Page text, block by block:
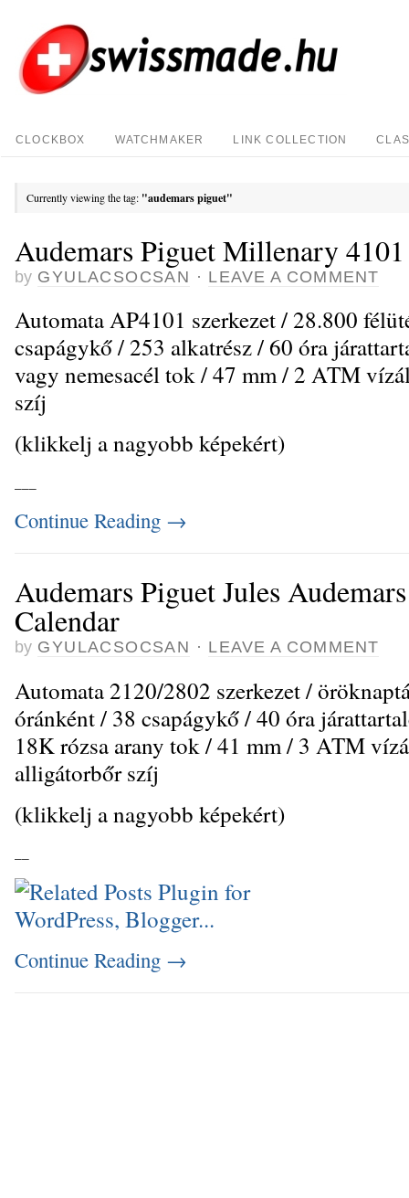
CLOCKBOX WATCHMAKER LINK COLLECTION
Currently viewing the tag: "audemars piguet"
Audemars Piguet Millenary 4101
by GYULACSOCSAN · LEAVE A COMMENT
Automata AP4101 szerkezet / 28.800
csapágykő / 253 alkatrész / 60 óra
vagy nemesacél tok / 47 mm / 2 ATM
szíj
(klikkelj a nagyobb képekért)
Continue Reading →
Audemars Piguet Jules
Calendar
by GYULACSOCSAN · LEAVE A COMMENT
Automata 2120/2802 szerkezet /
óránként / 38 csapágykő / 40 óra
18K rózsa arany tok / 41 mm / 3 ATM
alligátorbőr szíj
(klikkelj a nagyobb képekért)
Continue Reading →